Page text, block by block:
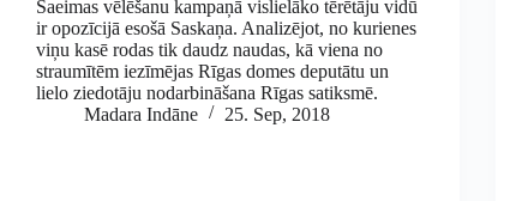
Saeimas vēlēšanu kampaņā vislielāko tērētāju vidū
ir opozīcijā esošā Saskaņa. Analizējot, no kurienes
viņu kasē rodas tik daudz naudas, kā viena no
straumītēm iezīmējas Rīgas domes deputātu un
lielo ziedotāju nodarbināšana Rīgas satiksmē.
Madara Indāne
25. Sep, 2018